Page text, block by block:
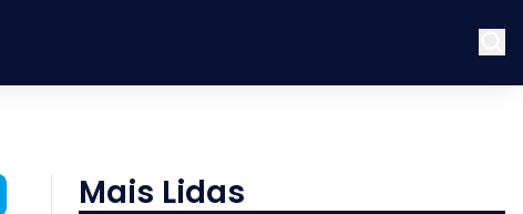
Mais Lidas